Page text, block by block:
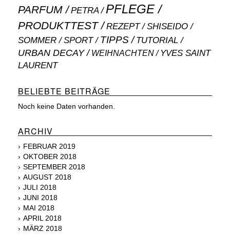
PARFUM PETRA PFLEGE
PRODUKTTEST REZEPT SHISEIDO
SOMMER SPORT TIPPS TUTORIAL
URBAN DECAY WEIHNACHTEN
YVES SAINT
LAURENT
BELIEBTE BEITRÄGE
Noch keine Daten vorhanden.
ARCHIV
FEBRUAR 2019
OKTOBER 2018
SEPTEMBER 2018
AUGUST 2018
JULI 2018
JUNI 2018
MAI 2018
APRIL 2018
MÄRZ 2018